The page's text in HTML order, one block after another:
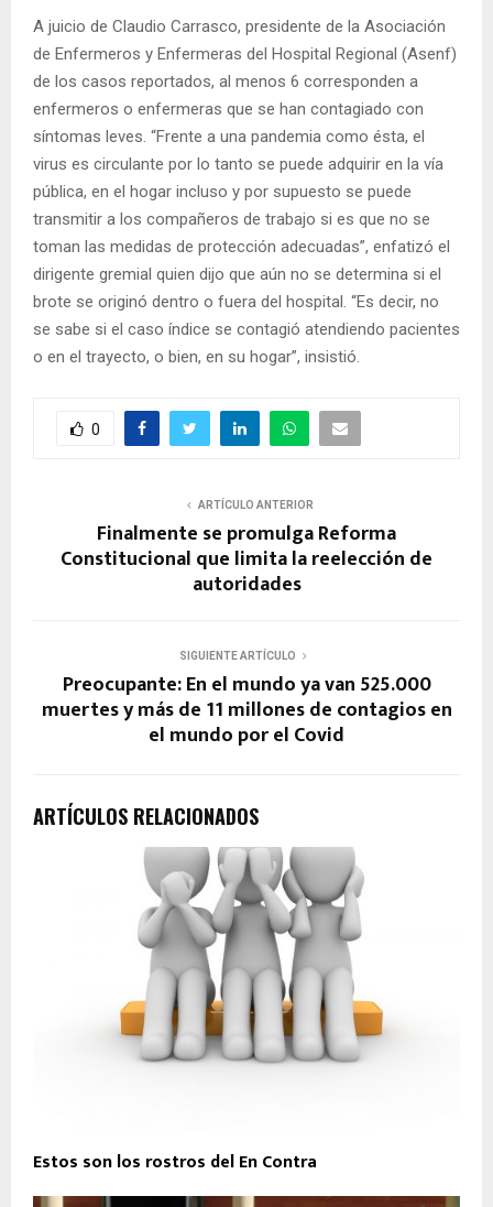
A juicio de Claudio Carrasco, presidente de la Asociación
de Enfermeros y Enfermeras del Hospital Regional (Asenf)
de los casos reportados, al menos 6 corresponden a
enfermeros o enfermeras que se han contagiado con
síntomas leves. “Frente a una pandemia como ésta, el
virus es circulante por lo tanto se puede adquirir en la vía
pública, en el hogar incluso y por supuesto se puede
transmitir a los compañeros de trabajo si es que no se
toman las medidas de protección adecuadas”, enfatizó el
dirigente gremial quien dijo que aún no se determina si el
brote se originó dentro o fuera del hospital. “Es decir, no
se sabe si el caso índice se contagió atendiendo pacientes
o en el trayecto, o bien, en su hogar”, insistió.
0
ARTÍCULO ANTERIOR
Finalmente se promulga Reforma
Constitucional que limita la reelección de
autoridades
SIGUIENTE ARTÍCULO
Preocupante: En el mundo ya van 525.000
muertes y más de 11 millones de contagios en
el mundo por el Covid
ARTÍCULOS RELACIONADOS
Estos son los rostros del En Contra